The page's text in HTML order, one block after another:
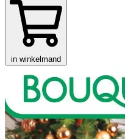
in winkelmand